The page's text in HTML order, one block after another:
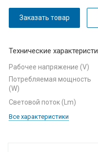
Заказать товар
Технические
Рабочее напряжение (V)
Потребляемая мощность
(W)
Световой поток (Lm)
Все характеристики